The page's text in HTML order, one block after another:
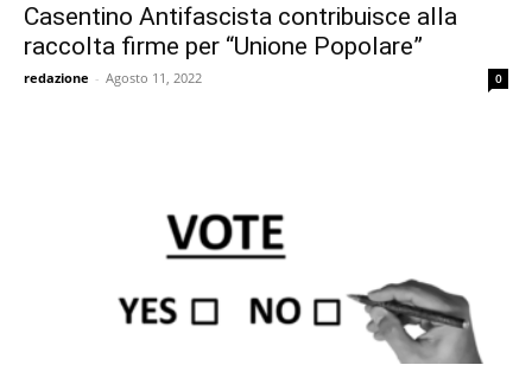
Casentino Antifascista contribuisce alla
raccolta firme per “Unione Popolare”
redazione - Agosto 11, 2022 0